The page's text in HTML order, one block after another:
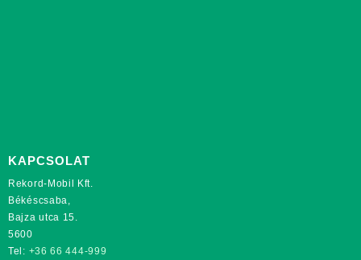
KAPCSOLAT
Rekord-Mobil Kft.
Békéscsaba,
Bajza utca 15.
5600
Tel: +36 66 444-999